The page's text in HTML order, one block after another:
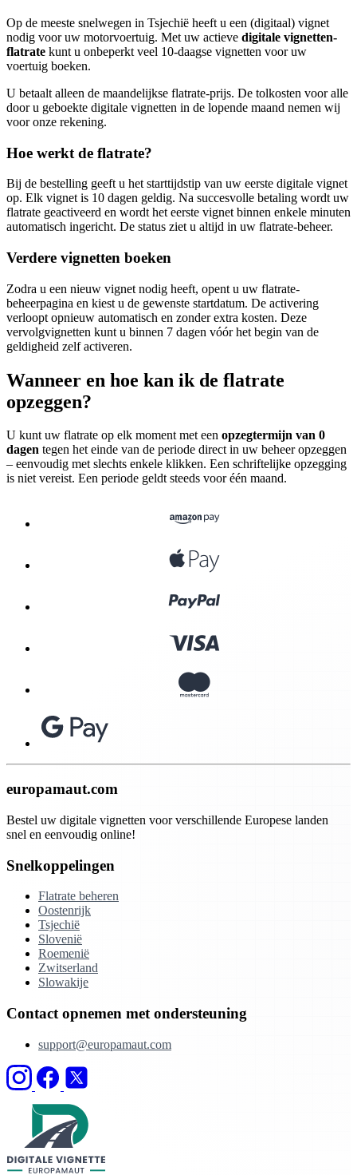
Op de meeste snelwegen in Tsjechië heeft u een (digitaal) vignet
nodig voor uw motorvoertuig. Met uw actieve digitale vignetten-
flatrate kunt u onbeperkt veel 10-daagse vignetten voor uw
voertuig boeken.
U betaalt alleen de maandelijkse flatrate-prijs. De tolkosten voor alle
door u geboekte digitale vignetten in de lopende maand nemen wij
voor onze rekening.
Hoe werkt de flatrate?
Bij de bestelling geeft u het starttijdstip van uw eerste digitale vignet
op. Elk vignet is 10 dagen geldig. Na succesvolle betaling wordt uw
flatrate geactiveerd en wordt het eerste vignet binnen enkele minuten
automatisch ingericht. De status ziet u altijd in uw flatrate-beheer.
Verdere vignetten boeken
Zodra u een nieuw vignet nodig heeft, opent u uw flatrate-
beheerpagina en kiest u de gewenste startdatum. De activering
verloopt opnieuw automatisch en zonder extra kosten. Deze
vervolgvignetten kunt u binnen 7 dagen vóór het begin van de
geldigheid zelf activeren.
Wanneer en hoe kan ik de flatrate
opzeggen?
U kunt uw flatrate op elk moment met een opzegtermijn van 0
dagen tegen het einde van de periode direct in uw beheer opzeggen
– eenvoudig met slechts enkele klikken. Een schriftelijke opzegging
is niet vereist. Een periode geldt steeds voor één maand.
europamaut.com
Bestel uw digitale vignetten voor verschillende Europese landen
snel en eenvoudig online!
Snelkoppelingen
Flatrate beheren
Oostenrijk
Tsjechië
Slovenië
Roemenië
Zwitserland
Slowakije
Contact opnemen met ondersteuning
support@europamaut.com